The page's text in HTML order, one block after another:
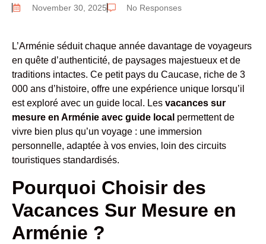
November 30, 2025 No Responses
L’Arménie séduit chaque année davantage de voyageurs
en quête d’authenticité, de paysages majestueux et de
traditions intactes. Ce petit pays du Caucase, riche de 3
000 ans d’histoire, offre une expérience unique lorsqu’il
est exploré avec un guide local. Les vacances sur
mesure en Arménie avec guide local permettent de
vivre bien plus qu’un voyage : une immersion
personnelle, adaptée à vos envies, loin des circuits
touristiques standardisés.
Pourquoi Choisir des
Vacances Sur Mesure en
Arménie ?